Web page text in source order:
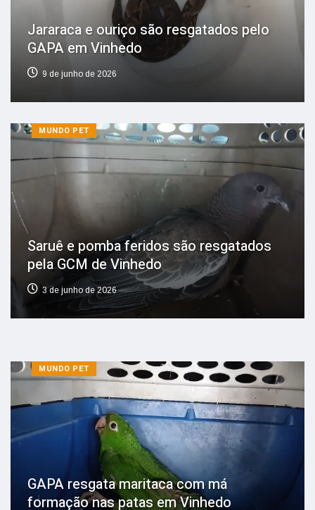
Jararaca e ouriço são resgatados pelo
GAPA em Vinhedo
9 de junho de 2026
MUNDO PET
Saruê e pomba feridos são resgatados
pela GCM de Vinhedo
3 de junho de 2026
MUNDO PET
GAPA resgata maritaca com má
formação nas patas em Vinhedo